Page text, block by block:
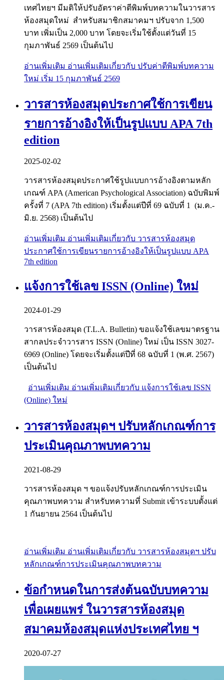
เทศไทยฯ มีมติให้ปรับอัตราค่าตีพิมพ์บทความในวารสาร
ห้องสมุดใหม่ สำหรับสมาชิกสมาคมฯ ปรับจาก 1,500
บาท เพิ่มเป็น 2,000 บาท โดยจะเริ่มใช้ตั้งแต่วันที่ 15
กุมภาพันธ์ 2569 เป็นต้นไป
อ่านเพิ่มเติม อ่านเพิ่มเติมเกี่ยวกับ ปรับค่าตีพิมพ์บทความ
ใหม่ เริ่ม 15 กุมภาพันธ์ 2569
วารสารห้องสมุดประกาศใช้การเขียน
รายการอ้างอิงให้เป็นรูปแบบ APA 7th
edition
2025-02-02
วารสารห้องสมุดประกาศใช้รูปแบบการอ้างอิงตามหลัก
เกณฑ์ APA (American Psychological Association) ฉบับพิมพ์
ครั้งที่ 7 (APA 7th edition) เริ่มตั้งแต่ปีที่ 69 ฉบับที่ 1 (ม.ค.-
มิ.ย. 2568) เป็นต้นไป
อ่านเพิ่มเติม อ่านเพิ่มเติมเกี่ยวกับ วารสารห้องสมุด
ประกาศใช้การเขียนรายการอ้างอิงให้เป็นรูปแบบ APA
7th edition
แจ้งการใช้เลข ISSN (Online) ใหม่
2024-01-29
วารสารห้องสมุด (T.L.A. Bulletin) ขอแจ้งใช้เลขมาตรฐาน
สากลประจำวารสาร ISSN (Online) ใหม่ เป็น ISSN 3027-
6969 (Online) โดยจะเริ่มตั้งแต่ปีที่ 68 ฉบับที่ 1 (พ.ศ. 2567)
เป็นต้นไป
อ่านเพิ่มเติม อ่านเพิ่มเติมเกี่ยวกับ แจ้งการใช้เลข ISSN
(Online) ใหม่
วารสารห้องสมุดฯ ปรับหลักเกณฑ์การ
ประเมินคุณภาพบทความ
2021-08-29
วารสารห้องสมุด ฯ ขอแจ้งปรับหลักเกณฑ์การประเมิน
คุณภาพบทความ สำหรับทความที่ Submit เข้าระบบตั้งแต่
1 กันยายน 2564 เป็นต้นไป
อ่านเพิ่มเติม อ่านเพิ่มเติมเกี่ยวกับ วารสารห้องสมุดฯ ปรับ
หลักเกณฑ์การประเมินคุณภาพบทความ
ข้อกำหนดในการส่งต้นฉบับบทความ
เพื่อเผยแพร่ ในวารสารห้องสมุด
สมาคมห้องสมุดแห่งประเทศไทย ฯ
2020-07-27